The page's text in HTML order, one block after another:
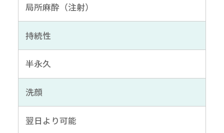
局所麻酔（注射）
持続性
半永久
洗顔
翌日より可能